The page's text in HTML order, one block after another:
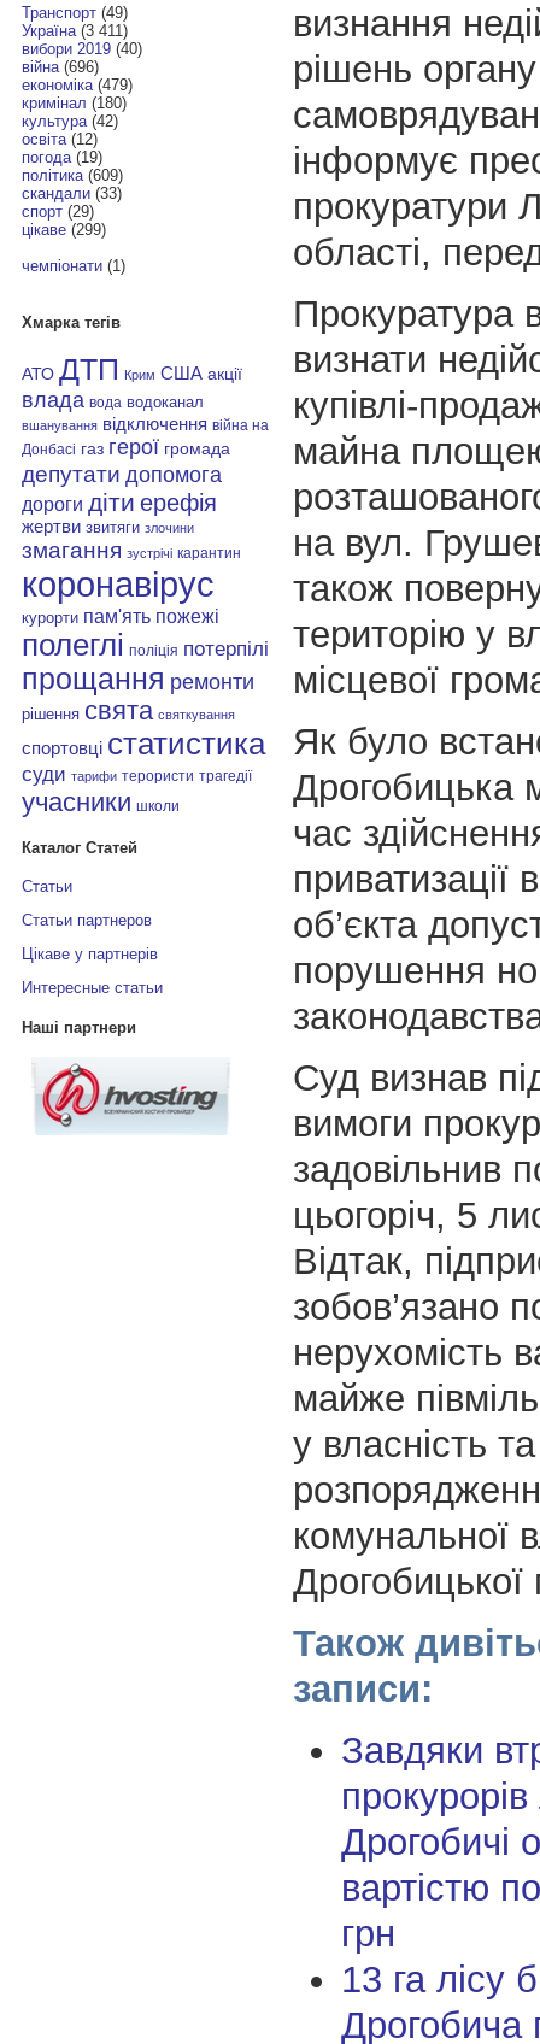
Транспорт(49)
Україна(3 411)
вибори 2019(40)
війна(696)
економіка(479)
кримінал (180)
культура(42)
освіта(12)
погода(19)
політика(609)
скандали(33)
спорт(29)
цікаве(299)
чемпіонати(1)
Хмарка тегів
АТО ДТП Крим США акції
влада вода водоканал
вшанування відключення війна на
Донбасі газ герої громада
депутати допомога
дороги діти ерефія
жертви звитяги злочини
змагання зустрічі карантин
коронавірус
курорти пам'ять пожежі
полеглі поліція потерпілі
прощання ремонти
рішення свята святкування
спортовці статистика
суди тарифи терористи трагедії
учасники школи
Каталог Статей
Статьи
Статьи партнеров
Цікаве у партнерів
Интересные статьи
Наші партнери
визнання
рішень
інформує
прокуратури
області,
Прокуратура
визнати
купівлі-
майна
на вул.
також
територію у
місцевої
Як було
Дрогобицька
час
приватизації
об’єкта
порушення
Суд визнав
вимоги
задовільнив
цьогоріч, 5
Відтак,
зобов’язано
нерухомість
майже
у власність та
комунальної
Дрогобицької
Також
записи:
Завдяки
Дрогобичі
вартістю
грн
13 га лісу
Дрогобича